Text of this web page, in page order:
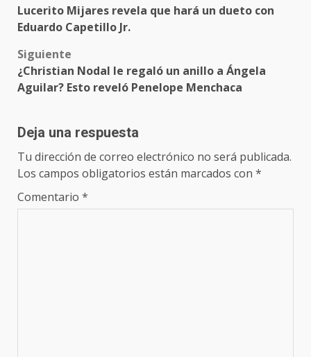
navigation
Lucerito Mijares revela que hará un dueto con
Eduardo Capetillo Jr.
Siguiente
¿Christian Nodal le regaló un anillo a Ángela
Aguilar? Esto reveló Penelope Menchaca
Deja una respuesta
Tu dirección de correo electrónico no será publicada.
Los campos obligatorios están marcados con *
Comentario *